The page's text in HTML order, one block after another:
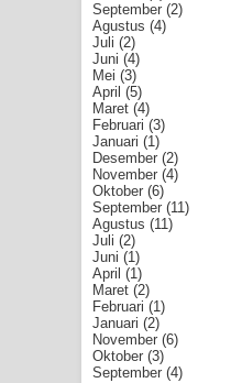
September (2)
Agustus (4)
Juli (2)
Juni (4)
Mei (3)
April (5)
Maret (4)
Februari (3)
Januari (1)
Desember (2)
November (4)
Oktober (6)
September (11)
Agustus (11)
Juli (2)
Juni (1)
April (1)
Maret (2)
Februari (1)
Januari (2)
November (6)
Oktober (3)
September (4)